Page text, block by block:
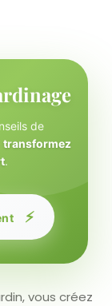
de
transformez
.
⚡
vous créez